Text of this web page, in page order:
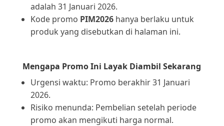
adalah 31 Januari 2026.
Kode promo PIM2026hanya berlaku untuk
produk yang disebutkan di halaman ini.
Mengapa Promo Ini Layak Diambil Sekarang
Urgensi waktu: Promo berakhir 31 Januari
2026.
Risiko menunda: Pembelian setelah periode
promo akan mengikuti harga normal.